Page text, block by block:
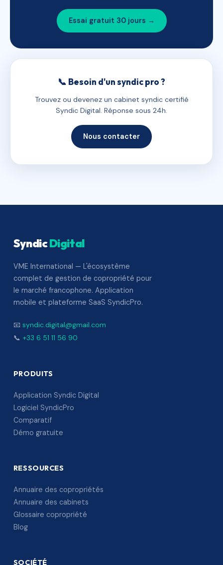
Essai gratuit 30 jours →
📞 Besoin d'un syndic pro ?
Trouvez ou devenez un cabinet syndic certifié
Syndic Digital. Réponse sous 24h.
Nous contacter
SyndicDigital
VME International — L'écosystème
complet de gestion de copropriété pour
le marché francophone. Application
mobile et plateforme SaaS SyndicPro.
📧 syndic.digital@gmail.com
📞 +33 6 51 11 56 90
PRODUITS
Application Syndic Digital
Logiciel SyndicPro
Comparatif
Démo gratuite
RESSOURCES
Annuaire des copropriétés
Annuaire des cabinets
Glossaire copropriété
Blog
SOCIÉTÉ